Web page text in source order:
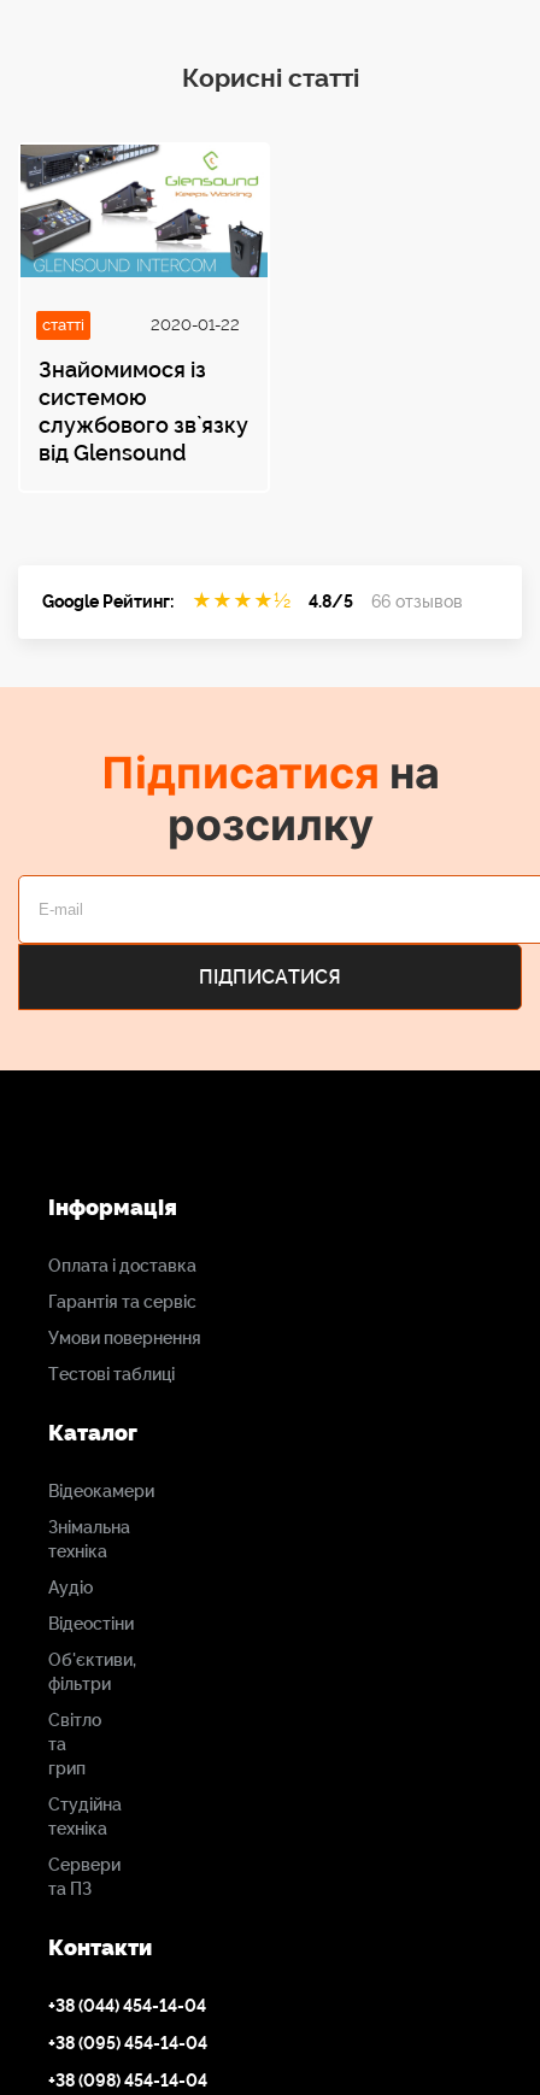
Корисні статті
статті 2020-01-22
Знайомимося із
системою
службового зв`язку
від Glensound
Google Рейтинг: ★ ★ ★ ★½ 4.8/5 66 отзывов
Підписатися на
розсилку
Інформація
Оплата і доставка
Гарантія та сервіс
Умови повернення
Тестові таблиці
Каталог
Відеокамери
Знімальна
техніка
Аудіо
Відеостіни
Об'єктиви,
фільтри
Світло
та
грип
Студійна
техніка
Сервери
та ПЗ
Контакти
+38 (044) 454-14-04
+38 (095) 454-14-04
+38 (098) 454-14-04